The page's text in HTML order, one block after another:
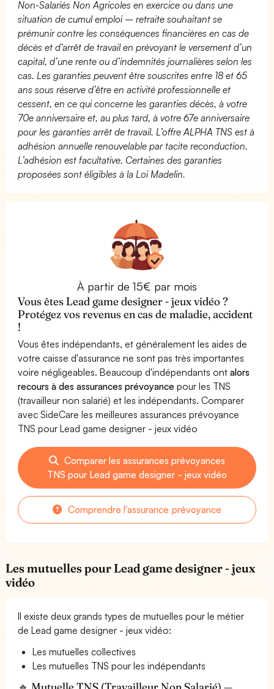
Non-Salariés Non Agricoles en exercice ou dans une
situation de cumul emploi – retraite souhaitant se
prémunir contre les conséquences financières en cas de
décès et d’arrêt de travail en prévoyant le versement d’un
capital, d’une rente ou d’indemnités journalières selon les
cas. Les garanties peuvent être souscrites entre 18 et 65
ans sous réserve d’être en activité professionnelle et
cessent, en ce qui concerne les garanties décès, à votre
70e anniversaire et, au plus tard, à votre 67e anniversaire
pour les garanties arrêt de travail. L’offre ALPHA TNS est à
adhésion annuelle renouvelable par tacite reconduction.
L’adhésion est facultative. Certaines des garanties
proposées sont éligibles à la Loi Madelin.
À partir de 15€ par mois
Vous êtes Lead game designer - jeux vidéo ?
Protégez vos revenus en cas de maladie, accident
!
Vous êtes indépendants, et généralement les aides de
votre caisse d'assurance ne sont pas très importantes
voire négligeables. Beaucoup d'indépendants ontalors
recours à des assurances prévoyance pour les TNS
(travailleur non salarié) et les indépendants. Comparer
avec SideCare les meilleures assurances prévoyance
TNS pour Lead game designer - jeux vidéo
Comparer les assurances prévoyances
TNS pour Lead game designer - jeux vidéo
Comprendre l'assurance prévoyance
Les mutuelles pour Lead game designer - jeux
vidéo
Il existe deux grands types de mutuelles pour le métier
de Lead game designer - jeux vidéo:
Les mutuelles collectives
Les mutuelles TNS pour les indépendants